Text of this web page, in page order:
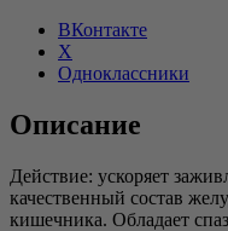
ВКонтакте
X
Одноклассники
Описание
Действие: ускоряет
качественный состав
кишечника. Обладает